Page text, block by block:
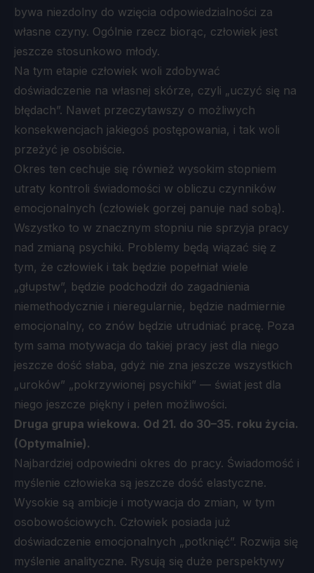
bywa niezdolny do wzięcia odpowiedzialności za
własne czyny. Ogólnie rzecz biorąc, człowiek jest
jeszcze stosunkowo młody.
Na tym etapie człowiek woli zdobywać
doświadczenie na własnej skórze, czyli „uczyć się na
błędach”. Nawet przeczytawszy o możliwych
konsekwencjach jakiegoś postępowania, i tak woli
przeżyć je osobiście.
Okres ten cechuje się również wysokim stopniem
utraty kontroli świadomości w obliczu czynników
emocjonalnych (człowiek gorzej panuje nad sobą).
Wszystko to w znacznym stopniu nie sprzyja pracy
nad zmianą psychiki. Problemy będą wiązać się z
tym, że człowiek i tak będzie popełniał wiele
„głupstw”, będzie podchodził do zagadnienia
niemethodycznie i nieregularnie, będzie nadmiernie
emocjonalny, co znów będzie utrudniać pracę. Poza
tym sama motywacja do takiej pracy jest dla niego
jeszcze dość słaba, gdyż nie zna jeszcze wszystkich
„uroków” „pokrzywionej psychiki” — świat jest dla
niego jeszcze piękny i pełen możliwości.
Druga grupa wiekowa. Od 21. do 30–35. roku życia.
(Optymalnie).
Najbardziej odpowiedni okres do pracy. Świadomość i
myślenie człowieka są jeszcze dość elastyczne.
Wysokie są ambicje i motywacja do zmian, w tym
osobowościowych. Człowiek posiada już
doświadczenie emocjonalnych „potknięć”. Rozwija się
myślenie analityczne. Rysują się duże perspektywy